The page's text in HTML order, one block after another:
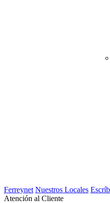
Ferreynet Nuestros Locales
Atención al Cliente